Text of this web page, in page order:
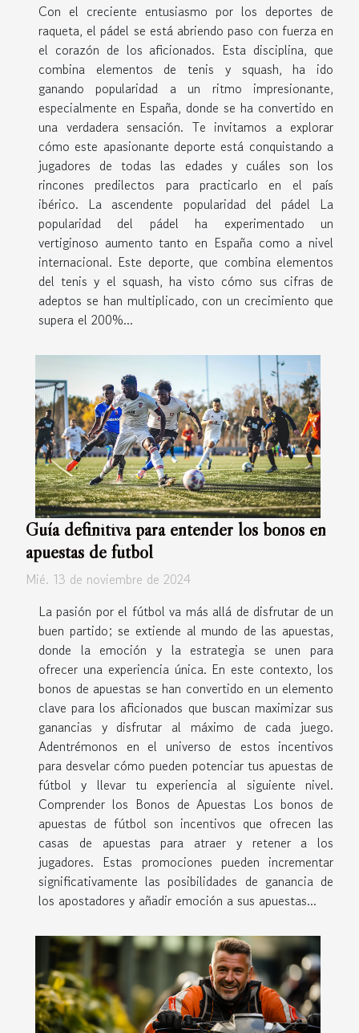
Con el creciente entusiasmo por los deportes de
raqueta, el pádel se está abriendo paso con fuerza en
el corazón de los aficionados. Esta disciplina, que
combina elementos de tenis y squash, ha ido
ganando popularidad a un ritmo impresionante,
especialmente en España, donde se ha convertido en
una verdadera sensación. Te invitamos a explorar
cómo este apasionante deporte está conquistando a
jugadores de todas las edades y cuáles son los
rincones predilectos para practicarlo en el país
ibérico. La ascendente popularidad del pádel La
popularidad del pádel ha experimentado un
vertiginoso aumento tanto en España como a nivel
internacional. Este deporte, que combina elementos
del tenis y el squash, ha visto cómo sus cifras de
adeptos se han multiplicado, con un crecimiento que
supera el 200%...
Guía definitiva para entender los bonos en
apuestas de fútbol
Mié. 13 de noviembre de 2024
La pasión por el fútbol va más allá de disfrutar de un
buen partido; se extiende al mundo de las apuestas,
donde la emoción y la estrategia se unen para
ofrecer una experiencia única. En este contexto, los
bonos de apuestas se han convertido en un elemento
clave para los aficionados que buscan maximizar sus
ganancias y disfrutar al máximo de cada juego.
Adentrémonos en el universo de estos incentivos
para desvelar cómo pueden potenciar tus apuestas de
fútbol y llevar tu experiencia al siguiente nivel.
Comprender los Bonos de Apuestas Los bonos de
apuestas de fútbol son incentivos que ofrecen las
casas de apuestas para atraer y retener a los
jugadores. Estas promociones pueden incrementar
significativamente las posibilidades de ganancia de
los apostadores y añadir emoción a sus apuestas...